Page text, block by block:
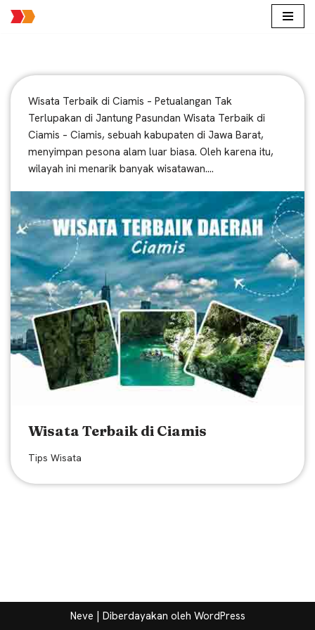
konten
Wisata Terbaik di Ciamis – Petualangan Tak
Terlupakan di Jantung Pasundan Wisata Terbaik di
Ciamis – Ciamis, sebuah kabupaten di Jawa Barat,
menyimpan pesona alam luar biasa. Oleh karena itu,
wilayah ini menarik banyak wisatawan.…
Wisata Terbaik di Ciamis
Tips Wisata
Neve | Diberdayakan oleh WordPress